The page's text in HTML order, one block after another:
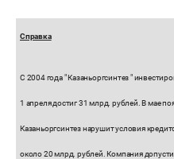
Справка
С 2004 года "Казаньоргсинтез"
1 апреля достиг 31 млрд. рублей. В мае
Казаньоргсинтез нарушит условия
около 20 млрд. рублей. Компания